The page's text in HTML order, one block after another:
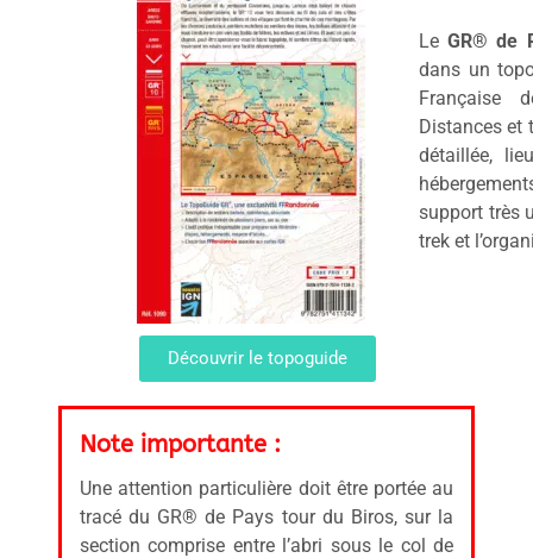
LeGR® de
dans un
Française
Distances et
détaillée,
support très
trek et
Découvrir le topoguide
Note importante :
Une attention particulière doit être portée au
tracé du GR® de Pays tour du Biros, sur la
section comprise entre l’abri sous le col de